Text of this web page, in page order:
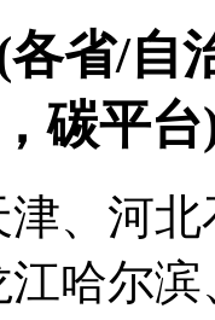
省/自
碳平台
、河
江哈尔